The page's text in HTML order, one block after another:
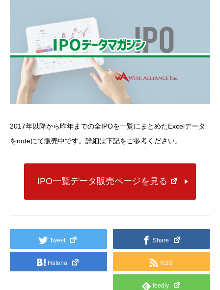
2017年以降から昨年までの全IPOを一覧にまとめたExcelデータ
をnoteにて販売中です。詳細は下記をご参考ください。
IPO一覧データ販売ページを見る
Tweet Share
Hatena RSS
feedly